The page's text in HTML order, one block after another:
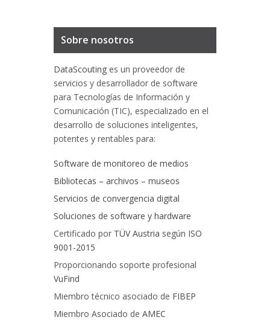
Sobre nosotros
DataScouting es un proveedor de
servicios y desarrollador de software
para Tecnologías de Información y
Comunicación (TIC), especializado en el
desarrollo de soluciones inteligentes,
potentes y rentables para:
Software de monitoreo de medios
Bibliotecas – archivos – museos
Servicios de convergencia digital
Soluciones de software y hardware
Certificado por TÜV Austria según ISO
9001-2015
Proporcionando soporte profesional
VuFind
Miembro técnico asociado de FIBEP
Miembro Asociado de AMEC